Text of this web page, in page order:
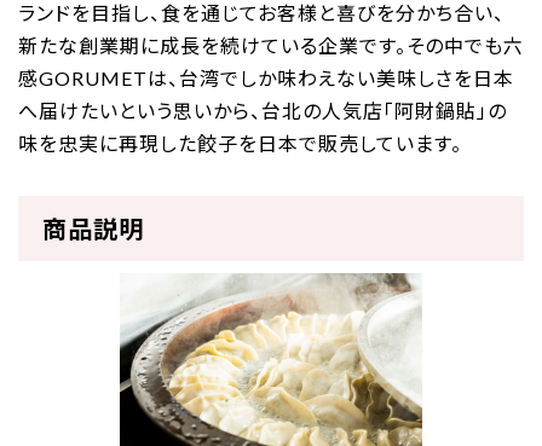
ランドを目指し、食を通じてお客様と喜びを分かち合い、
新たな創業期に成長を続けている企業です。その中でも六
感GORUMETは、台湾でしか味わえない美味しさを日本
へ届けたいという思いから、台北の人気店「阿財鍋貼」の
味を忠実に再現した餃子を日本で販売しています。
商品説明